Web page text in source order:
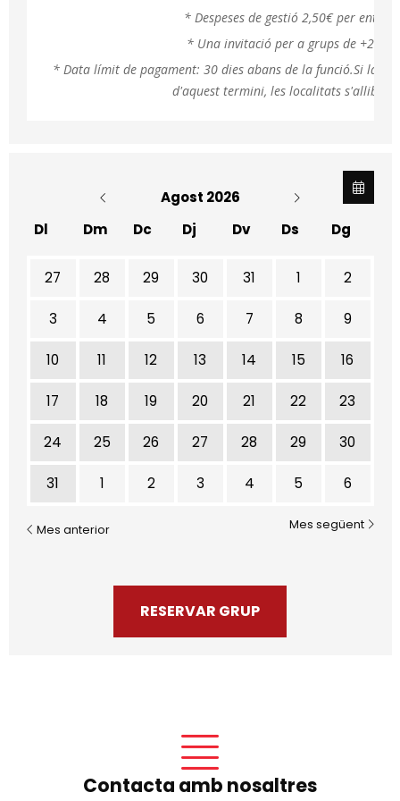
* Despeses de gestió 2,50€ per
* Una invitació per a grups de +26
* Data límit de pagament: 30 dies abans de la funció.Si la
d'aquest termini, les localitats
Agost 2026
Dl
Dm Dc Dj Dv Ds Dg
No hi ha cap activitat aquest mes
27 28 29 30 31 1 2
3 4 5 6 7 8 9
10 11 12 13 14 15 16
17 18 19 20 21 22 23
24 25 26 27 28 29 30
31 1 2 3 4 5 6
Mes anterior Mes següent
RESERVAR GRUP
Contacta amb nosaltres